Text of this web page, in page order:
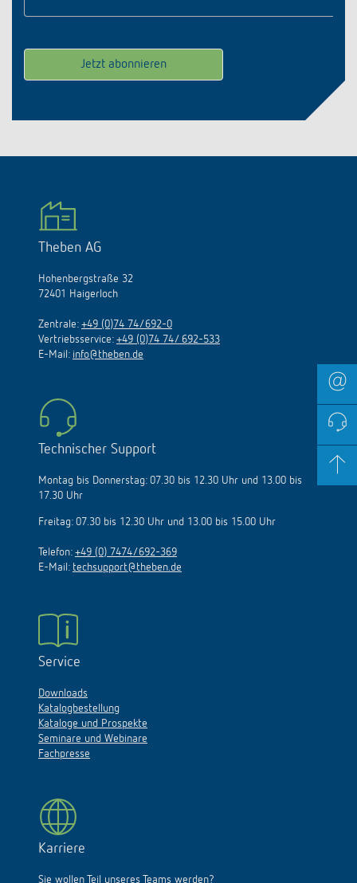
Theben AG
Hohenbergstraße 32
72401 Haigerloch
Zentrale: +49 (0)74 74/692-0
Vertriebsservice: +49 (0)74 74/ 692-533
E-Mail: info@theben.de
Technischer Support
Montag bis Donnerstag: 07.30 bis 12.30 Uhr und 13.00 bis
17.30 Uhr
Freitag: 07.30 bis 12.30 Uhr und 13.00 bis 15.00 Uhr
Telefon: +49 (0) 7474/692-369
E-Mail: techsupport@theben.de
Service
Downloads
Katalogbestellung
Kataloge und Prospekte
Seminare und Webinare
Fachpresse
Karriere
Sie wollen Teil unseres Teams werden?